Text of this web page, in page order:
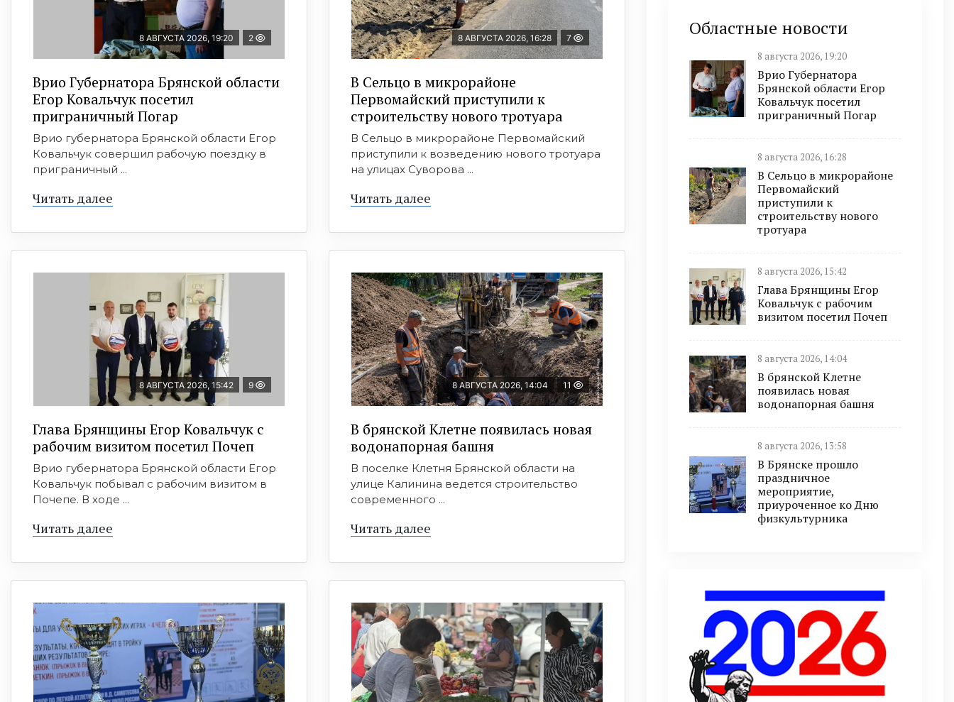
8 АВГУСТА 2026, 19:20 2
Врио Губернатора Брянской области
Егор Ковальчук посетил
приграничный Погар
Врио губернатора Брянской области Егор
Ковальчук совершил рабочую поездку в
приграничный ...
Читать далее
8 АВГУСТА 2026, 16:28 7
В Сельцо в микрорайоне
Первомайский приступили к
строительству нового тротуара
В Сельцо в микрорайоне Первомайский
приступили к возведению нового тротуара
на улицах Суворова ...
Читать далее
8 АВГУСТА 2026, 15:42 9
Глава Брянщины Егор Ковальчук с
рабочим визитом посетил Почеп
Врио губернатора Брянской области Егор
Ковальчук побывал с рабочим визитом в
Почепе. В ходе ...
Читать далее
8 АВГУСТА 2026, 14:04 11
В брянской Клетне появилась новая
водонапорная башня
В поселке Клетня Брянской области на
улице Калинина ведется строительство
современного ...
Читать далее
Областные новости
8 августа 2026, 19:20
Врио Губернатора
Брянской области Егор
Ковальчук посетил
приграничный Погар
8 августа 2026, 16:28
В Сельцо в микрорайоне
Первомайский
приступили к
строительству нового
тротуара
8 августа 2026, 15:42
Глава Брянщины Егор
Ковальчук с рабочим
визитом посетил Почеп
8 августа 2026, 14:04
В брянской Клетне
появилась новая
водонапорная башня
8 августа 2026, 13:58
В Брянске прошло
праздничное
мероприятие,
приуроченное ко Дню
физкультурника